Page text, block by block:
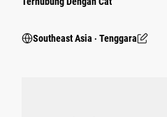
Southeast Asia ‧ Tenggara